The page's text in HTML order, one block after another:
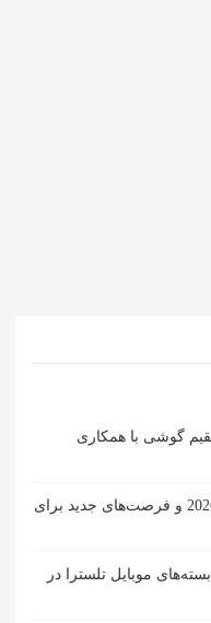
گوشی‌ با همکاری
جوایز صنعت موبایل 2026 و فرصت‌های جدید برای
موبایل تلسترا در